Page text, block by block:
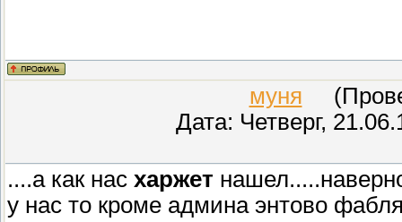
муня
Дата: Четверг,
....а как нас харжет
у нас то кроме админа энтово